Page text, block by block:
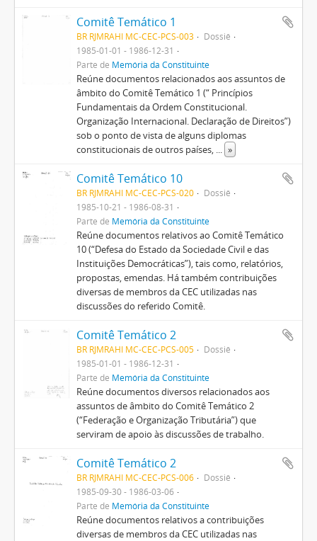
Comitê Temático 1
BR RJMRAHI MC-CEC-PCS-003
Dossiê
1985-01-01 - 1986-12-31
Parte de Memória da Constituinte
Reúne documentos relacionados aos assuntos de
âmbito do Comitê Temático 1 (“ Princípios
Fundamentais da Ordem Constitucional.
Organização Internacional. Declaração de Direitos”)
sob o ponto de vista de alguns diplomas
constitucionais de outros países, ... »
Comitê Temático 10
BR RJMRAHI MC-CEC-PCS-020
Dossiê
1985-10-21 - 1986-08-31
Parte de Memória da Constituinte
Reúne documentos relativos ao Comitê Temático
10 (“Defesa do Estado da Sociedade Civil e das
Instituições Democráticas”), tais como, relatórios,
propostas, emendas. Há também contribuições
diversas de membros da CEC utilizadas nas
discussões do referido Comitê.
Comitê Temático 2
BR RJMRAHI MC-CEC-PCS-005
Dossiê
1985-01-01 - 1986-12-31
Parte de Memória da Constituinte
Reúne documentos diversos relacionados aos
assuntos de âmbito do Comitê Temático 2
(“Federação e Organização Tributária”) que
serviram de apoio às discussões de trabalho.
Comitê Temático 2
BR RJMRAHI MC-CEC-PCS-006
Dossiê
1985-09-30 - 1986-03-06
Parte de Memória da Constituinte
Reúne documentos relativos a contribuições
diversas de membros da CEC utilizadas nas